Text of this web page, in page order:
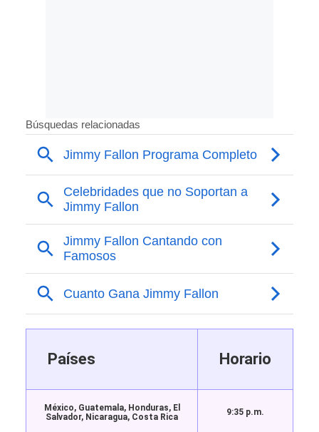
Países Horario
México, Guatemala, Honduras, El
Salvador, Nicaragua, Costa Rica
9:35 p.m.